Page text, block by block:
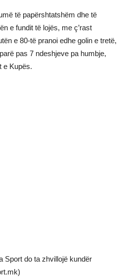
të papërshtatshëm dhe të
e fundit të lojës, me ç’rast
e 80-të pranoi edhe golin e tretë,
pas 7 ndeshjeve pa humbje,
e Kupës.
Sport do ta zhvillojë kundër